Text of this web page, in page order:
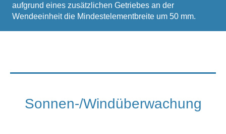
aufgrund eines zusätzlichen Getriebes an der
Wendeeinheit die Mindestelementbreite um 50 mm.
Sonnen-/Windüberwachung